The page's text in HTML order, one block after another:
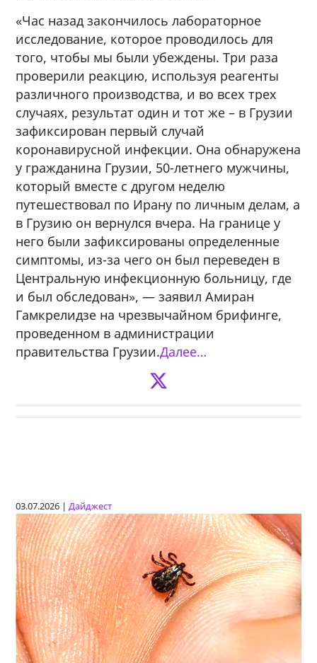
«Час назад закончилось лабораторное
исследование, которое проводилось для
того, чтобы мы были убеждены. Три раза
проверили реакцию, используя реагенты
различного производства, и во всех трех
случаях, результат один и тот же – в Грузии
зафиксирован первый случай
коронавирусной инфекции. Она обнаружена
у гражданина Грузии, 50-летнего мужчины,
который вместе с другом неделю
путешествовал по Ирану по личным делам, а
в Грузию он вернулся вчера. На границе у
него были зафиксированы определенные
симптомы, из-за чего он был переведен в
Центральную инфекционную больницу, где
и был обследован», — заявил Амиран
Гамкрелидзе на чрезвычайном брифинге,
проведенном в администрации
правительства Грузии.Далее…
03.07.2026 |Дайджест